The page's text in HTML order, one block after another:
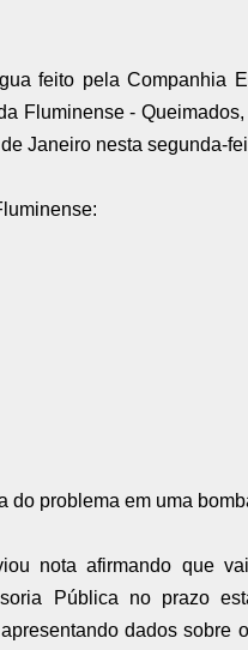
feito pela Companhia
Fluminense -
Janeiro nesta segunda-
do problema em uma
nota afirmando que
Pública no prazo
dados sobre